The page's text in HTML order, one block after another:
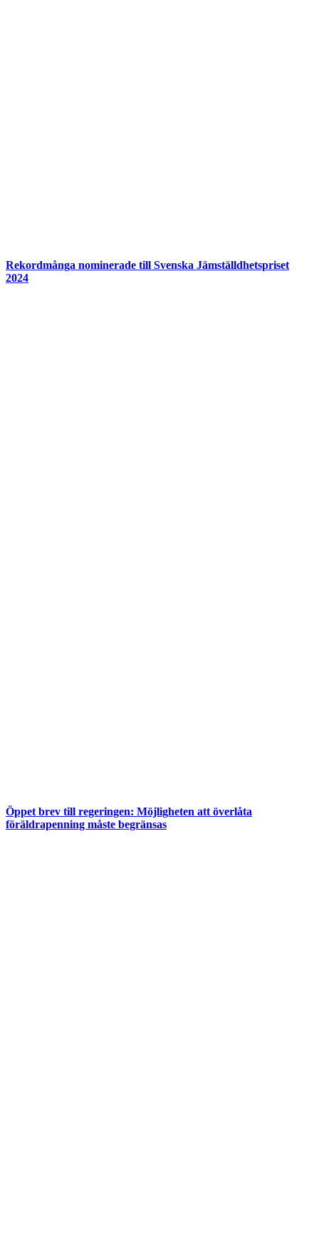
Rekordmånga nominerade till Svenska Jämställdhetspriset
2024
Öppet brev till regeringen: Möjligheten att överlåta
föräldrapenning måste begränsas